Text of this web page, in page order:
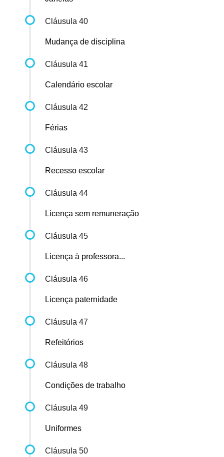
Cláusula 40
Mudança de disciplina
Cláusula 41
Calendário escolar
Cláusula 42
Férias
Cláusula 43
Recesso escolar
Cláusula 44
Licença sem remuneração
Cláusula 45
Licença à professora...
Cláusula 46
Licença paternidade
Cláusula 47
Refeitórios
Cláusula 48
Condições de trabalho
Cláusula 49
Uniformes
Cláusula 50